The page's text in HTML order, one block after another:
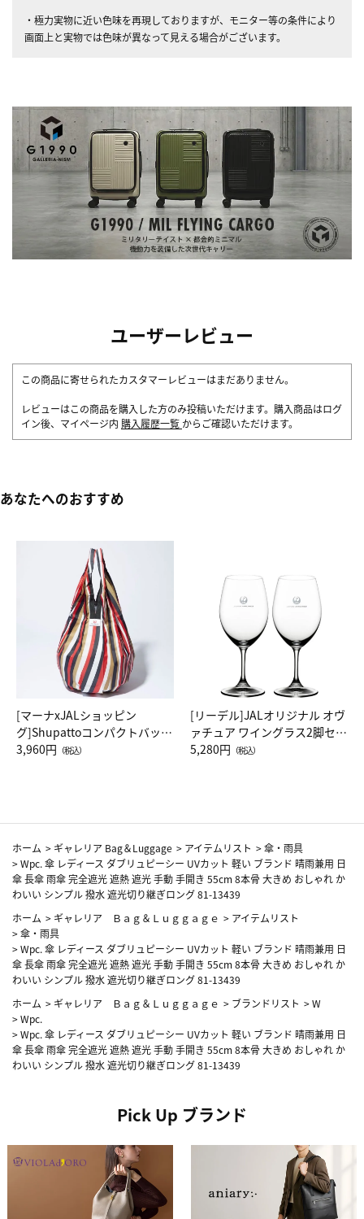
・極力実物に近い色味を再現しておりますが、モニター等の条件により
画面上と実物では色味が異なって見える場合がございます。
ユーザーレビュー
この商品に寄せられたカスタマーレビューはまだありません。
レビューはこの商品を購入した方のみ投稿いただけます。購入商品はログ
イン後、マイページ内 購入履歴一覧 からご確認いただけます。
あなたへのおすすめ
[マーナxJALショッピン
グ]Shupattoコンパクトバッグ
Drop JAL客室乗務員（LC）ス
3,960円 （税込）
[リーデル]JALオリジナル オヴ
ァチュア ワイングラス2脚セッ
ト（レッドワイン）
5,280円 （税込）
ホーム > ギャレリア Bag＆Luggage > アイテムリスト >傘・雨具
>Wpc. 傘 レディース ダブリュピーシー UVカット 軽い ブランド 晴雨兼用 日
傘 長傘 雨傘 完全遮光 遮熱 遮光 手動 手開き 55cm 8本骨 大きめ おしゃれ か
わいい シンプル 撥水 遮光切り継ぎロング 81-13439
ホーム > ギャレリア Ｂａｇ＆Ｌｕｇｇａｇｅ > アイテムリスト
>傘・雨具
>Wpc. 傘 レディース ダブリュピーシー UVカット 軽い ブランド 晴雨兼用 日
傘 長傘 雨傘 完全遮光 遮熱 遮光 手動 手開き 55cm 8本骨 大きめ おしゃれ か
わいい シンプル 撥水 遮光切り継ぎロング 81-13439
ホーム > ギャレリア Ｂａｇ＆Ｌｕｇｇａｇｅ > ブランドリスト >W
>Wpc.
>Wpc. 傘 レディース ダブリュピーシー UVカット 軽い ブランド 晴雨兼用 日
傘 長傘 雨傘 完全遮光 遮熱 遮光 手動 手開き 55cm 8本骨 大きめ おしゃれ か
わいい シンプル 撥水 遮光切り継ぎロング 81-13439
Pick Up ブランド